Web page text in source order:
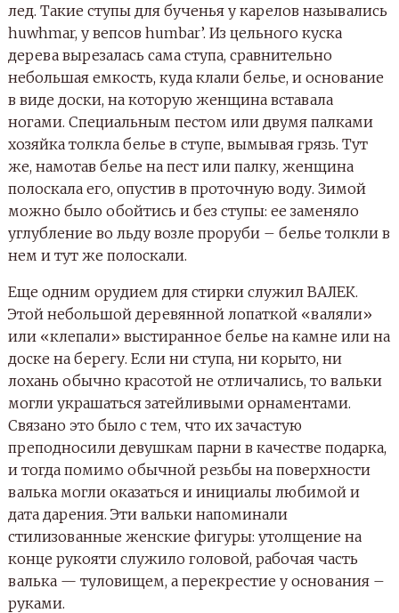
лед. Такие ступы для бученья у карелов назывались
huwhmar, у вепсов humbar’. Из цельного куска
дерева вырезалась сама ступа, сравнительно
небольшая емкость, куда клали белье, и основание
в виде доски, на которую женщина вставала
ногами. Специальным пестом или двумя палками
хозяйка толкла белье в ступе, вымывая грязь. Тут
же, намотав белье на пест или палку, женщина
полоскала его, опустив в проточную воду. Зимой
можно было обойтись и без ступы: ее заменяло
углубление во льду возле проруби – белье толкли в
нем и тут же полоскали.
Еще одним орудием для стирки служил ВАЛЕК.
Этой небольшой деревянной лопаткой «валяли»
или «клепали» выстиранное белье на камне или на
доске на берегу. Если ни ступа, ни корыто, ни
лохань обычно красотой не отличались, то вальки
могли украшаться затейливыми орнаментами.
Связано это было с тем, что их зачастую
преподносили девушкам парни в качестве подарка,
и тогда помимо обычной резьбы на поверхности
валька могли оказаться и инициалы любимой и
дата дарения. Эти вальки напоминали
стилизованные женские фигуры: утолщение на
конце рукояти служило головой, рабочая часть
валька — туловищем, а перекрестие у основания –
руками.